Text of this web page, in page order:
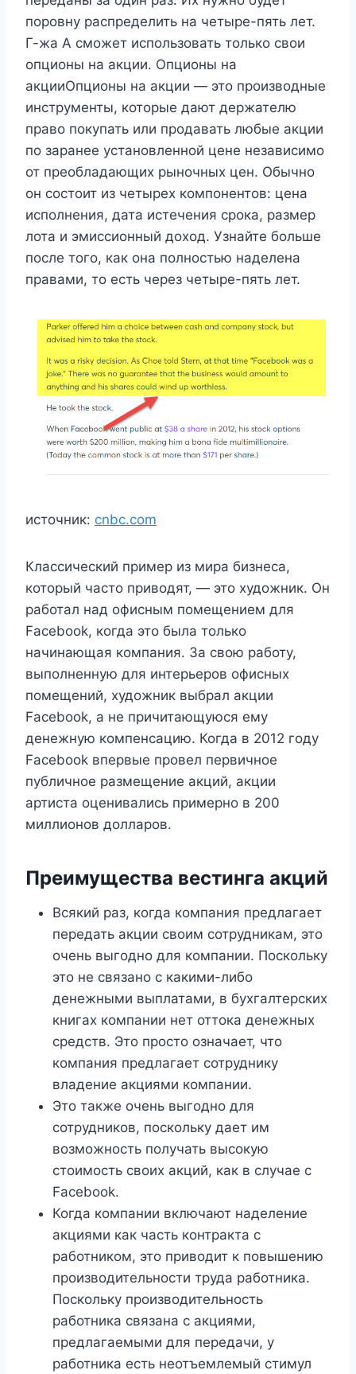
поровну распределить на четыре-пять лет.
Г-жа А сможет использовать только свои
опционы на акции. Опционы на
акцииОпционы на акции — это производные
инструменты, которые дают держателю
право покупать или продавать любые акции
по заранее установленной цене независимо
от преобладающих рыночных цен. Обычно
он состоит из четырех компонентов: цена
исполнения, дата истечения срока, размер
лота и эмиссионный доход. Узнайте больше
после того, как она полностью наделена
правами, то есть через четыре-пять лет.
источник: cnbc.com
Классический пример из мира бизнеса,
который часто приводят, — это художник. Он
работал над офисным помещением для
Facebook, когда это была только
начинающая компания. За свою работу,
выполненную для интерьеров офисных
помещений, художник выбрал акции
Facebook, а не причитающуюся ему
денежную компенсацию. Когда в 2012 году
Facebook впервые провел первичное
публичное размещение акций, акции
артиста оценивались примерно в 200
миллионов долларов.
Преимущества вестинга акций
Всякий раз, когда компания предлагает
передать акции своим сотрудникам, это
очень выгодно для компании. Поскольку
это не связано с какими-либо
денежными выплатами, в бухгалтерских
книгах компании нет оттока денежных
средств. Это просто означает, что
компания предлагает сотруднику
владение акциями компании.
Это также очень выгодно для
сотрудников, поскольку дает им
возможность получать высокую
стоимость своих акций, как в случае с
Facebook.
Когда компании включают наделение
акциями как часть контракта с
работником, это приводит к повышению
производительности труда работника.
Поскольку производительность
работника связана с акциями,
предлагаемыми для передачи, у
работника есть неотъемлемый стимул